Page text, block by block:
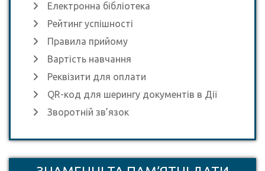
Електронна бібліотека
Рейтинг успішності
Правила прийому
Вартість навчання
Реквізити для оплати
QR-код для шерингу документів в Дії
Зворотній зв’язок